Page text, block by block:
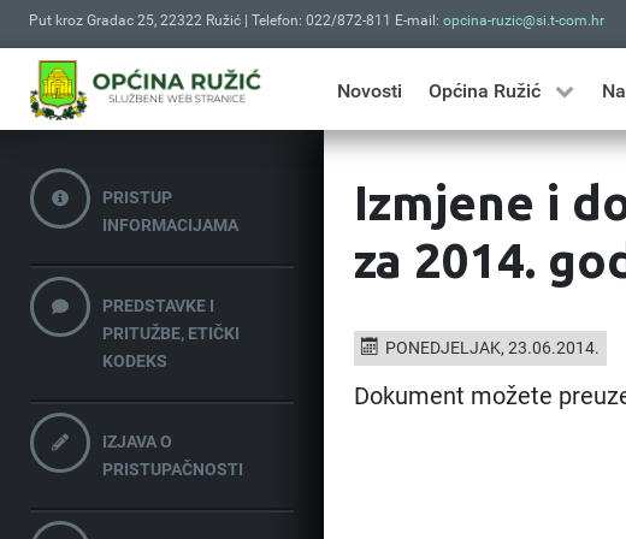
Put kroz Gradac 25, 22322 Ružić | Telefon: 022/872-811 E-mail: opcina-ruzic@si.t-com.hr
Novosti Općina Ružić
PRISTUP
INFORMACIJAMA
PREDSTAVKE I
PRITUŽBE, ETIČKI
KODEKS
IZJAVA O
PRISTUPAČNOSTI
Izmjene i
za 2014.
PONEDJELJAK, 23.06.2014.
Dokument možete